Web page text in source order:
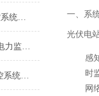
ESpower100变配电智能监控系统技术参数
ENERGY VISION变配电室电力监控系统维修保养
EEMSys变配电工程电力监控系统：保障电网稳定运行的智能中枢
一、系
光伏电
感
时
网